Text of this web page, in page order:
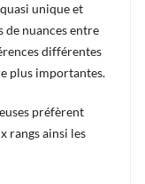
unique et
de nuances entre
différentes
plus importantes.
préfèrent
rangs ainsi les